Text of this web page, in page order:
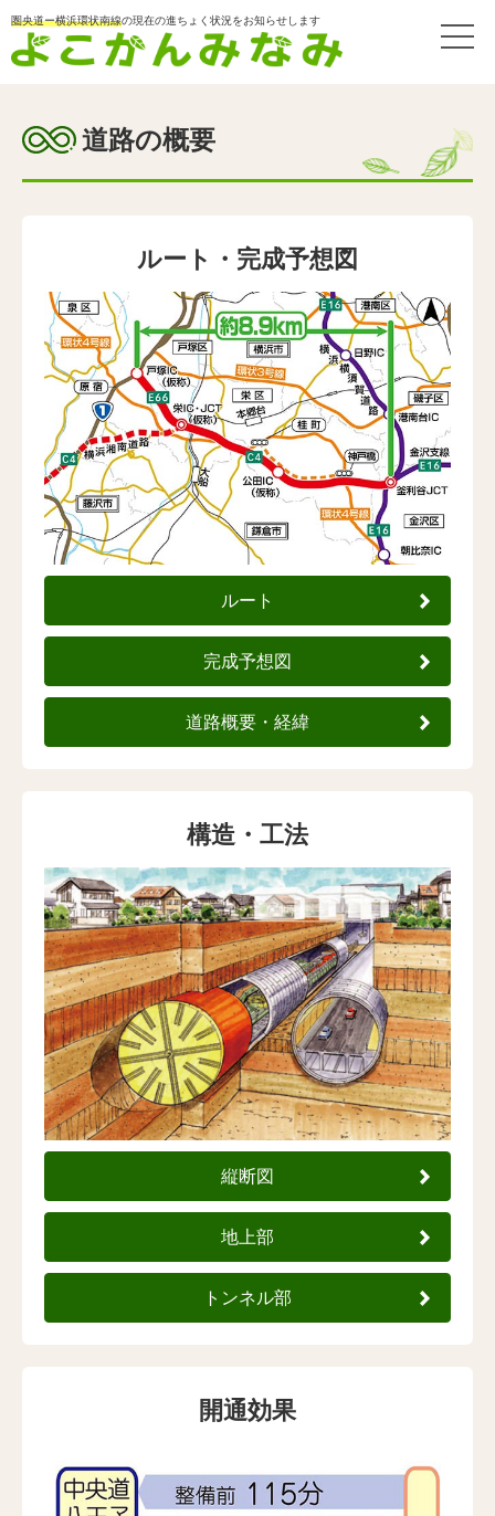
圏央道ー横浜環状南線の現在の進ちょく状況をお知らせします
道路の概要
ルート・完成予想図
ルート
完成予想図
道路概要・経緯
構造・工法
縦断図
地上部
トンネル部
開通効果